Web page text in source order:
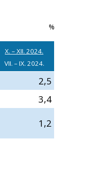
%
X. – XII. 2024.
VII. – IX. 2024.
2,5
3,4
1,2